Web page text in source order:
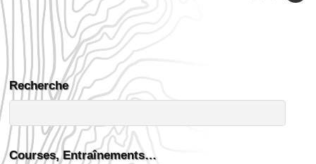
Recherche
Courses, Entraînements…